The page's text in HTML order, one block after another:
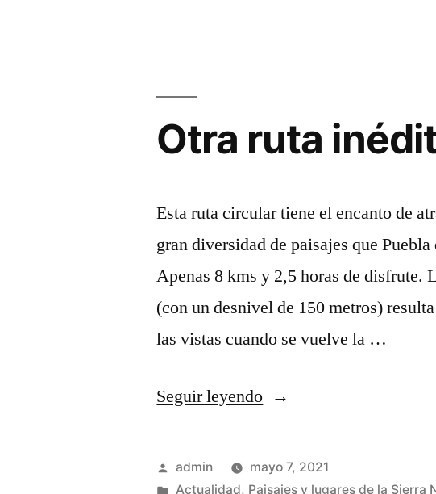
Otra ruta
Esta ruta circular tiene el encanto de
gran diversidad de paisajes que
Apenas 8 kms y 2,5 horas de disfrute.
(con un desnivel de 150 metros)
las vistas cuando se vuelve la …
Seguir leyendo«Otra
inédita
Publicado
por
admin
mayo 7, 2021
Publicado
Actualidad, Paisajes y lugares de la Sierra